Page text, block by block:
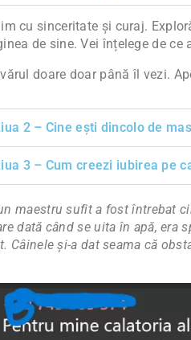
cu sinceritate și curaj.
de sine. Vei înțelege de
doare doar până îl vezi.
2 – Cine ești dincolo de
3 – Cum creezi iubirea pe
maestru sufit a fost întrebat
dată când se uita în apă, era
Câinele și-a dat seama că